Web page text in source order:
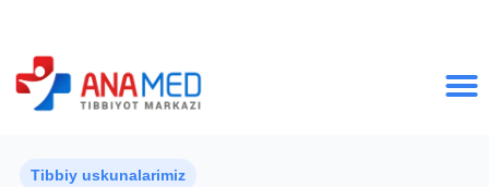
Tibbiy uskunalarimiz